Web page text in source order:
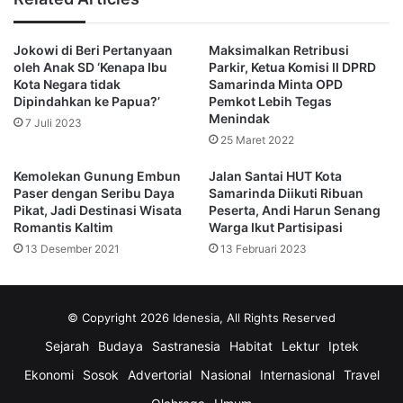
nasional.
Lantas, bagaimana upaya penanganan stunting di
Samarinda, ibu kota Kalimantan Timur?
Pemerintah Kota Samarinda sudah mengerahkan berbagai
Termasuk pelibatan OPD dalam Tim Percepatan
Penurunan Stunting (TPPS) Kota Samarinda.
Sebanyak 17 Organisasi Perangkat Daerah (OPD) akan
Kepala Dinas Pengendalian Penduduk dan Keluarga
Berencana (DPPKB) Samarinda, I Gusti Ayu Sulistiani
Jokowi di Beri Pertanyaan
oleh Anak SD ‘Kenapa Ibu
Kota Negara tidak
Dipindahkan ke Papua?’
7 Juli 2023
Maksimalkan Retribusi
Parkir, Ketua Komisi II DPRD
Samarinda Minta OPD
Pemkot Lebih Tegas
Menindak
25 Maret 2022
Kemolekan Gunung Embun
Paser dengan Seribu Daya
Pikat, Jadi Destinasi Wisata
Romantis Kaltim
13 Desember 2021
Jalan Santai HUT Kota
Samarinda Diikuti Ribuan
Peserta, Andi Harun Senang
Warga Ikut Partisipasi
13 Februari 2023
© Copyright 2026 Idenesia, All Rights Reserved
Sejarah Budaya Sastranesia Habitat Lektur
Iptek
Ekonomi
Sosok Advertorial Nasional Internasional
Travel